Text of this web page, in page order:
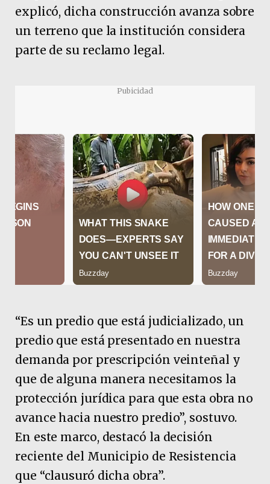
explicó, dicha construcción avanza sobre
un terreno que la institución considera
parte de su reclamo legal.
Pubicidad
“Es un predio que está judicializado, un
predio que está presentado en nuestra
demanda por prescripción veinteñal y
que de alguna manera necesitamos la
protección jurídica para que esta obra no
avance hacia nuestro predio”, sostuvo.
En este marco, destacó la decisión
reciente del Municipio de Resistencia
que “clausuró dicha obra”.